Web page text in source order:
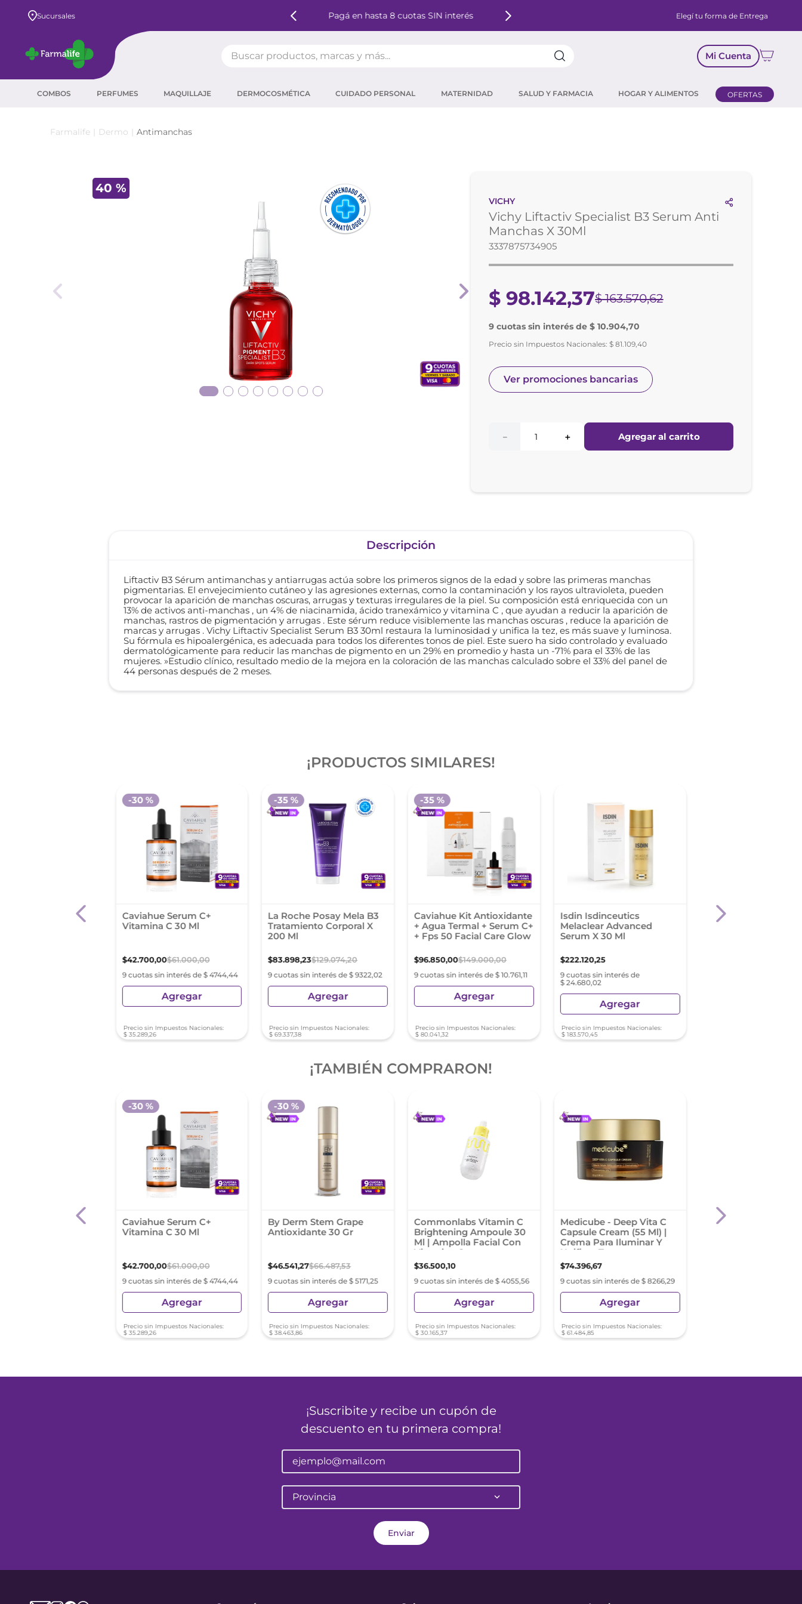
Sucursales Pagá en hasta 8 cuotas SIN interés Elegí tu forma de Entrega
Mi Cuenta
COMBOS PERFUMES MAQUILLAJE DERMOCOSMÉTICA CUIDADO PERSONAL MATERNIDAD SALUD Y FARMACIA HOGAR Y ALIMENTOS OFERTAS
Dermo Antimanchas
40 %
VICHY
Vichy Liftactiv Specialist B3 Serum Anti
Manchas X 30Ml
3337875734905
$ 98.142,37$ 163.570,62
9 cuotas sin interés de $ 10.904,70
Precio sin Impuestos Nacionales:$ 81.109,40
Ver promociones bancarias
＋
－ Agregar al carrito
Descripción
Liftactiv B3 Sérum antimanchas y antiarrugas actúa sobre los primeros signos de la edad y sobre las primeras manchas
pigmentarias. El envejecimiento cutáneo y las agresiones externas, como la contaminación y los rayos ultravioleta, pueden
provocar la aparición de manchas oscuras, arrugas y texturas irregulares de la piel. Su composición está enriquecida con un
13% de activos anti-manchas , un 4% de niacinamida, ácido tranexámico y vitamina C , que ayudan a reducir la aparición de
manchas, rastros de pigmentación y arrugas . Este sérum reduce visiblemente las manchas oscuras , reduce la aparición de
marcas y arrugas . Vichy Liftactiv Specialist Serum B3 30ml restaura la luminosidad y unifica la tez, es más suave y luminosa.
Su fórmula es hipoalergénica, es adecuada para todos los diferentes tonos de piel. Este suero ha sido controlado y evaluado
dermatológicamente para reducir las manchas de pigmento en un 29% en promedio y hasta un -71% para el 33% de las
mujeres. »Estudio clínico, resultado medio de la mejora en la coloración de las manchas calculado sobre el 33% del panel de
44 personas después de 2 meses.
¡PRODUCTOS SIMILARES!
Liftactiv Supreme
Caviahue Serum C+
Vitamina C 30 Ml
$42.700,00$61.000,00
9 cuotas sin interés de $ 4744,44
-30 %
Agregar
Precio sin Impuestos Nacionales:
$ 35.289,26
La Roche Posay Mela B3
Tratamiento Corporal X
200 Ml
$83.898,23$129.074,20
9 cuotas sin interés de $ 9322,02
-35 %
Agregar
Precio sin Impuestos Nacionales:
$ 69.337,38
Caviahue Kit Antioxidante
+ Agua Termal + Serum C+
+ Fps 50 Facial Care Glow
$96.850,00$149.000,00
9 cuotas sin interés de $ 10.761,11
-35 %
Agregar
Precio sin Impuestos Nacionales:
$ 80.041,32
Isdin Isdinceutics
Melaclear Advanced
Serum X 30 Ml
$222.120,25
9 cuotas sin interés de
$ 24.680,02
Agregar
Precio sin Impuestos Nacionales:
$ 183.570,45
La Roche Posay
Crema
¡TAMBIÉN COMPRARON!
Facial Iluminador
Caviahue Serum C+
Vitamina C 30 Ml
$42.700,00$61.000,00
9 cuotas sin interés de $ 4744,44
-30 %
Agregar
Precio sin Impuestos Nacionales:
$ 35.289,26
By Derm Stem Grape
Antioxidante 30 Gr
$46.541,27$66.487,53
9 cuotas sin interés de $ 5171,25
-30 %
Agregar
Precio sin Impuestos Nacionales:
$ 38.463,86
Commonlabs Vitamin C
Brightening Ampoule 30
Ml | Ampolla Facial Con
Vitamina C
$36.500,10
9 cuotas sin interés de $ 4055,56
Agregar
Precio sin Impuestos Nacionales:
$ 30.165,37
Medicube - Deep Vita C
Capsule Cream (55 Ml) |
Crema Para Iluminar Y
Unificar Tono
$74.396,67
9 cuotas sin interés de $ 8266,29
Agregar
Precio sin Impuestos Nacionales:
$ 61.484,85
Vichy Liftactiv
¡Suscribite y recibe un cupón de
descuento en tu primera compra!
Provincia
Enviar
agua micelar
corrector
retinol
roche posay